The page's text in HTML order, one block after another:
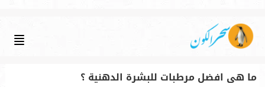
ما هى افضل مرطبات للبشرة الدهنية ؟